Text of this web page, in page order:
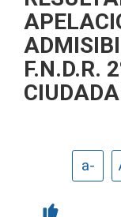
F.N.D.R.
a-